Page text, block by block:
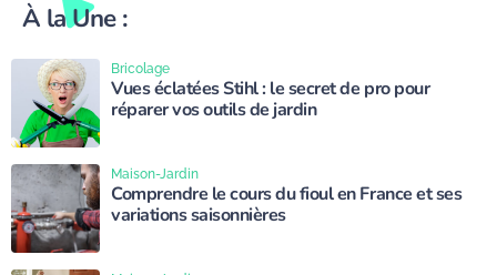
À la Une :
Vues éclatées Stihl : le secret de pro pour
réparer vos outils de jardin
Bricolage
Comprendre le cours du fioul en France et ses
variations saisonnières
Maison-Jardin